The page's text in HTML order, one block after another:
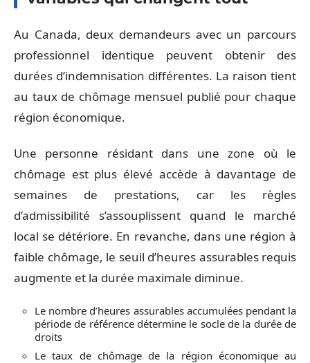
Au Canada, deux demandeurs avec un parcours
professionnel identique peuvent obtenir des
durées d’indemnisation différentes. La raison tient
au taux de chômage mensuel publié pour chaque
région économique.
Une personne résidant dans une zone où le
chômage est plus élevé accède à davantage de
semaines de prestations, car les règles
d’admissibilité s’assouplissent quand le marché
local se détériore. En revanche, dans une région à
faible chômage, le seuil d’heures assurables requis
augmente et la durée maximale diminue.
Le nombre d’heures assurables accumulées pendant la
période de référence détermine le socle de la durée de
droits
Le taux de chômage de la région économique au